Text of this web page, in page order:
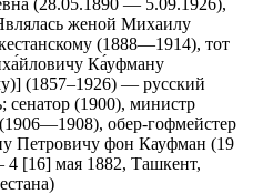
женой Михаилу
(1888—1914), тот
Ка́уфману
(1857–1926) — русский
сенатор (1900), министр
обер-гофмейстер
Петровичу фон Кауфман (19
[16] мая 1882, Ташкент,